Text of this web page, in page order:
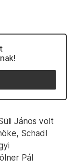
János volt
Schadl
Pál